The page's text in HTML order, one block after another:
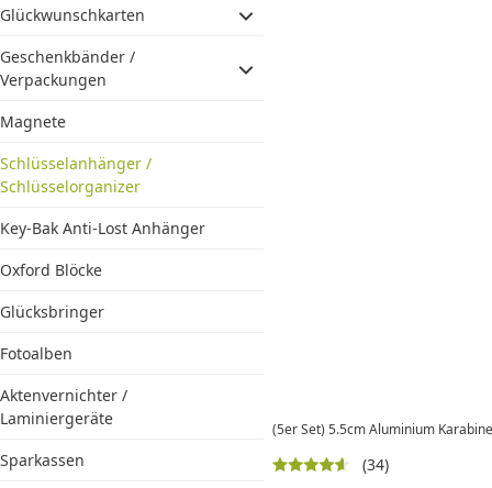
Glückwunschkarten
Geschenkbänder /
Verpackungen
Magnete
Schlüsselanhänger /
Schlüsselorganizer
Key-Bak Anti-Lost Anhänger
Oxford Blöcke
Glücksbringer
Fotoalben
Aktenvernichter /
Laminiergeräte
Sparkassen
(5er Set) 5.5cm Aluminium
(34)